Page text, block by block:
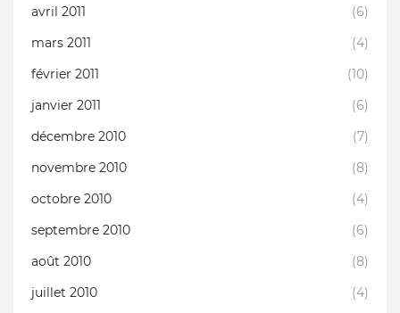
avril 2011
(6)
mars 2011
(4)
février 2011
(10)
janvier 2011
(6)
décembre 2010
(7)
novembre 2010
(8)
octobre 2010
(4)
septembre 2010
(6)
août 2010
(8)
juillet 2010
(4)